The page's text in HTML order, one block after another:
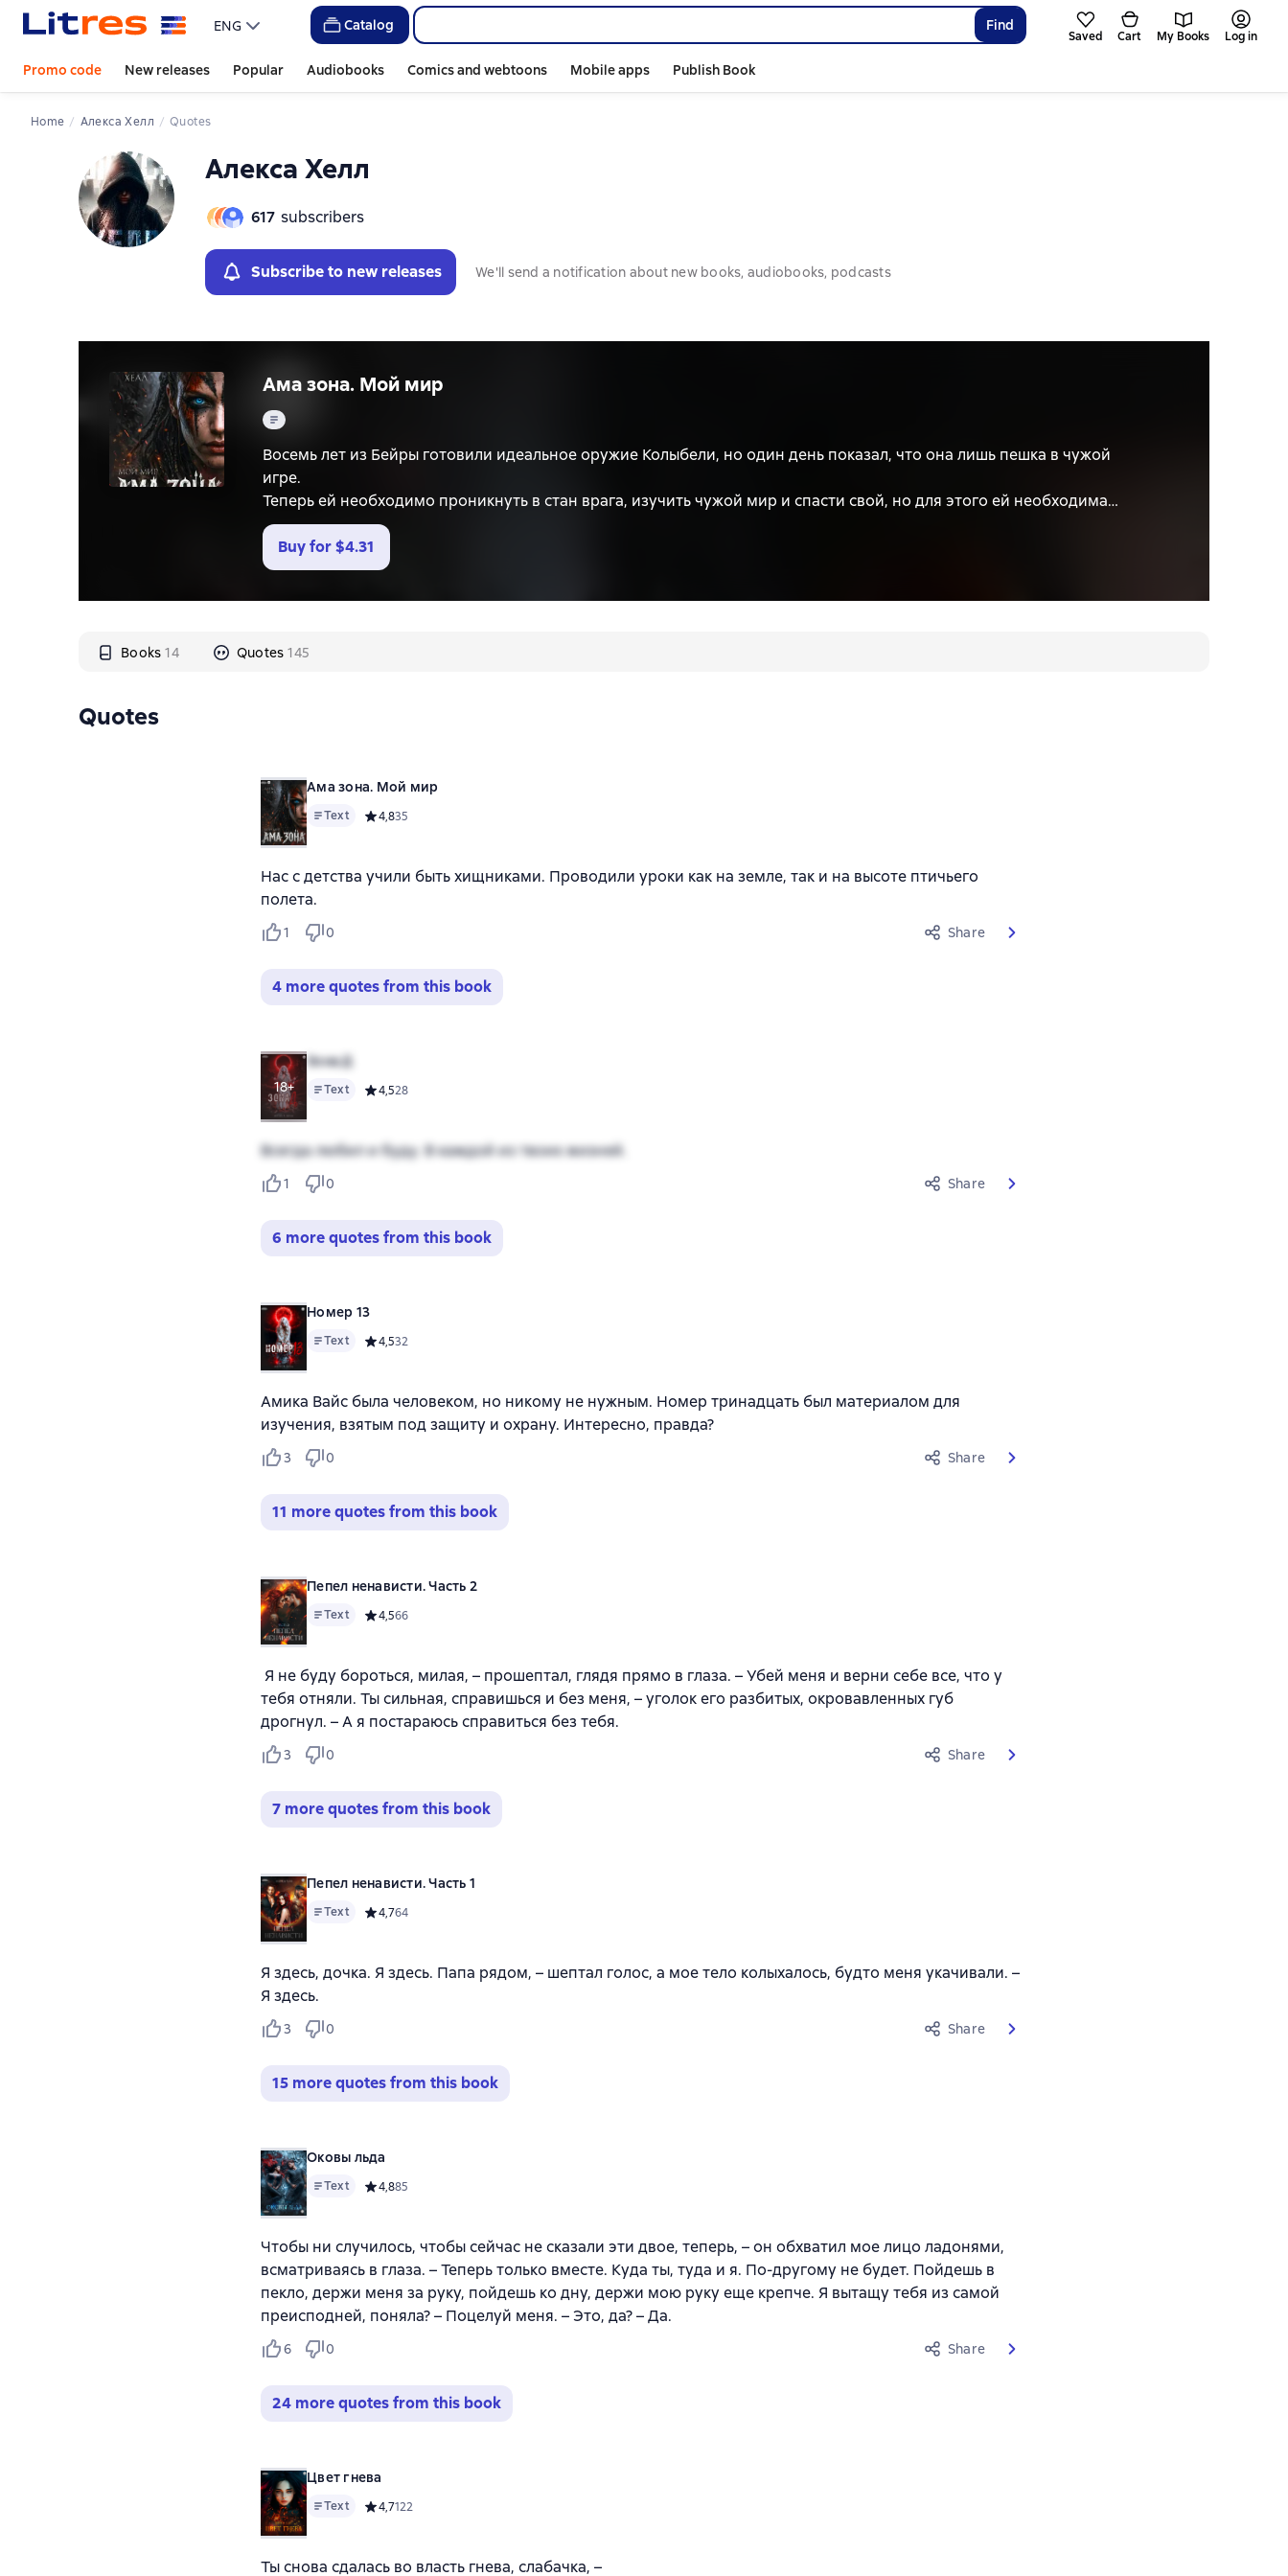
ENG Catalog Find
Saved Cart My Books Log in
Promo code New releases Popular Audiobooks Comics and webtoons Mobile apps Publish Book
Home Алекса Хелл Quotes
Алекса Хелл
617 subscribers
Subscribe to new releases We'll send a notification about new books, audiobooks, podcasts
Ама зона. Мой мир
Text
Восемь лет из Бейры готовили идеальное оружие Колыбели, но один день показал, что она лишь пешка в чужой
игре.
Теперь ей необходимо проникнуть в стан врага, изучить чужой мир и спасти свой, но для этого ей необходима
помощь врага.
Она клинок, заколенный в боли, а он Слепец с другого острова. У них нет почти ничего общего, но они нужны друг
другу. Два воина. Два лжеца. Два жаждущих спасения своих миров человека. Чем грозит их временный союз?
Buy for$4.31
Books 14 Quotes 145
Quotes
Ама зона. Мой мир
Text Средний рейтинг 4,8 на основе 35 оценок
4,835
Нас с детства учили быть хищниками. Проводили уроки как на земле, так и на высоте птичьего
полета.
1 0 Share
4 more quotes from this book
18+
Зона Д
Text Средний рейтинг 4,5 на основе 28 оценок
4,528
Всегда любил и буду. В каждой из твоих жизней.
1 0 Share
6 more quotes from this book
Номер 13
Text Средний рейтинг 4,5 на основе 32 оценок
4,532
Амика Вайс была человеком, но никому не нужным. Номер тринадцать был материалом для
изучения, взятым под защиту и охрану. Интересно, правда?
3 0 Share
11 more quotes from this book
Пепел ненависти. Часть 2
Text Средний рейтинг 4,5 на основе 66 оценок
4,566
Я не буду бороться, милая, – прошептал, глядя прямо в глаза. – Убей меня и верни себе все, что у
тебя отняли. Ты сильная, справишься и без меня, – уголок его разбитых, окровавленных губ
дрогнул. – А я постараюсь справиться без тебя.
3 0 Share
7 more quotes from this book
Пепел ненависти. Часть 1
Text Средний рейтинг 4,7 на основе 64 оценок
4,764
Я здесь, дочка. Я здесь. Папа рядом, – шептал голос, а мое тело колыхалось, будто меня укачивали. –
Я здесь.
3 0 Share
15 more quotes from this book
Оковы льда
Text Средний рейтинг 4,8 на основе 85 оценок
4,885
Чтобы ни случилось, чтобы сейчас не сказали эти двое, теперь, – он обхватил мое лицо ладонями,
всматриваясь в глаза. – Теперь только вместе. Куда ты, туда и я. По-другому не будет. Пойдешь в
пекло, держи меня за руку, пойдешь ко дну, держи мою руку еще крепче. Я вытащу тебя из самой
преисподней, поняла? – Поцелуй меня. – Это, да? – Да.
6 0 Share
24 more quotes from this book
Цвет гнева
Text Средний рейтинг 4,7 на основе 122 оценок
4,7122
Ты снова сдалась во власть гнева, слабачка, –